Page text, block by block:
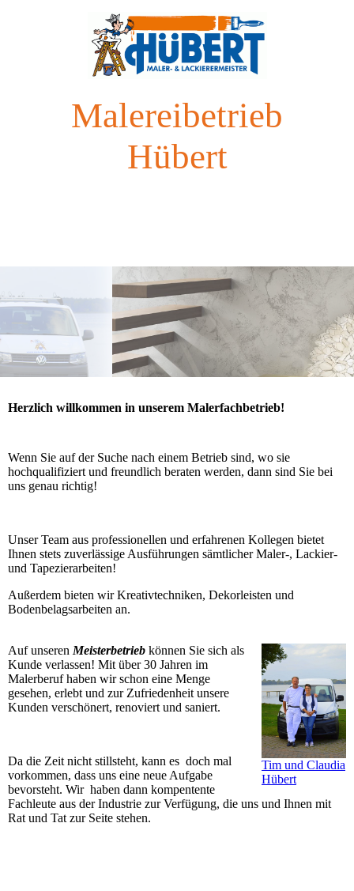
Malereibetrieb
Hübert
Herzlich willkommen in unserem Malerfachbetrieb!
Wenn Sie auf der Suche nach einem Betrieb sind, wo sie
hochqualifiziert und freundlich beraten werden, dann sind Sie bei
uns genau richtig!
Unser Team aus professionellen und erfahrenen Kollegen bietet
Ihnen stets zuverlässige Ausführungen sämtlicher Maler-, Lackier-
und Tapezierarbeiten!
Außerdem bieten wir Kreativtechniken, Dekorleisten und
Bodenbelagsarbeiten an.
Tim und Claudia
Hübert
Auf unseren Meisterbetrieb können Sie sich als
Kunde verlassen! Mit über 30 Jahren im
Malerberuf haben wir schon eine Menge
gesehen, erlebt und zur Zufriedenheit unsere
Kunden verschönert, renoviert und saniert.
Da die Zeit nicht stillsteht, kann es doch mal
vorkommen, dass uns eine neue Aufgabe
bevorsteht. Wir haben dann kompentente
Fachleute aus der Industrie zur Verfügung, die uns und Ihnen mit
Rat und Tat zur Seite stehen.